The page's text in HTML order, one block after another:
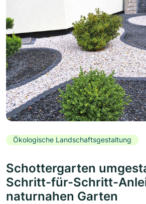
Ökologische Landschaftsgestaltung
Schottergarten
Schritt-für-Schritt-
naturnahen Garten